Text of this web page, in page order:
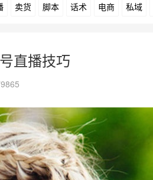
歌 Facebook Tiktok YouTube
卖货 脚本 话术 电商 私域
直播技巧